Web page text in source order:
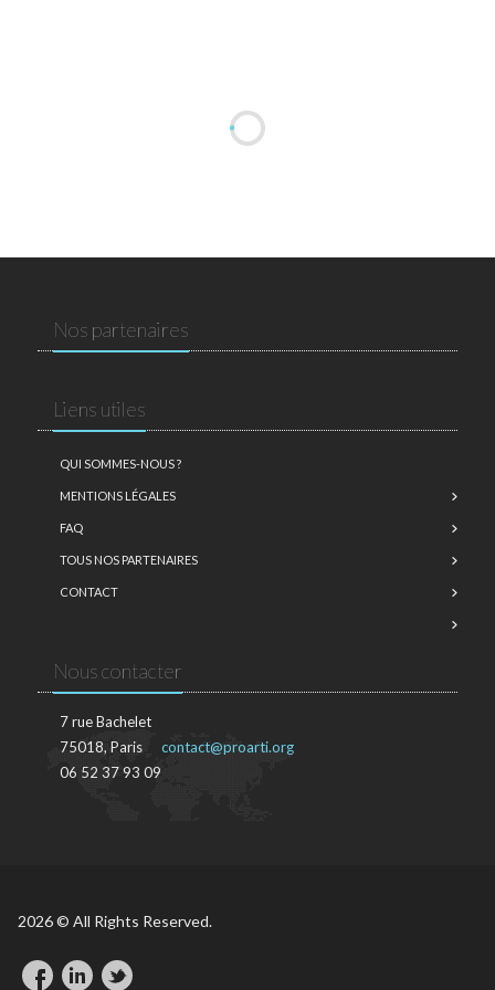
Nos partenaires
Liens utiles
QUI SOMMES-NOUS ?
MENTIONS LÉGALES
FAQ
TOUS NOS PARTENAIRES
CONTACT
Nous contacter
7 rue Bachelet
75018, Paris
06 52 37 93 09
contact@proarti.org
2026 © All Rights Reserved.